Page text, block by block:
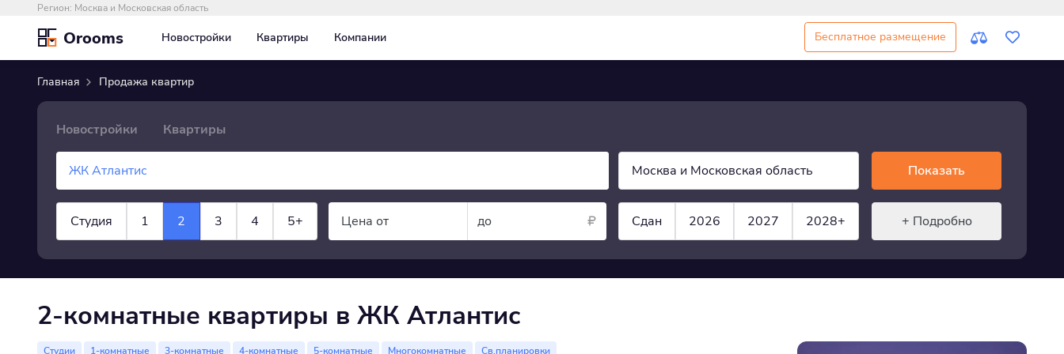
Регион: Москва и Московская область
Orooms Новостройки Квартиры Компании Бесплатное размещение
Главная Продажа квартир
Новостройки Квартиры
Москва и Московская область
Студия 1 2 3 4 5+ Цена от до Сдан 2026 2027 2028+
Показать
+ Подробно
×
2-комнатные квартиры в ЖК Атлантис
Студии 1-комнатные 3-комнатные 4-комнатные 5-комнатные Многокомнатные Св.планировки